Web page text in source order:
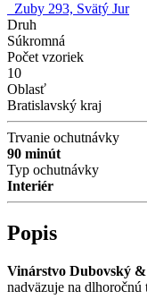
Zuby 293, Svätý Jur
Druh
Súkromná
Počet vzoriek
10
Oblasť
Bratislavský kraj
Trvanie ochutnávky
90 minút
Typ ochutnávky
Interiér
Popis
Vinárstvo Dubovský
nadväzuje na